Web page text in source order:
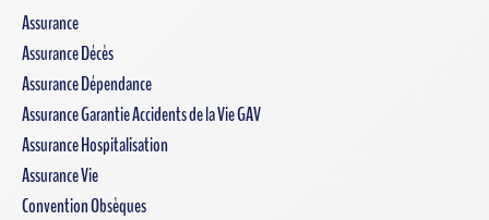
Assurance
Assurance Décès
Assurance Dépendance
Assurance Garantie Accidents de la Vie GAV
Assurance Hospitalisation
Assurance Vie
Convention Obsèques